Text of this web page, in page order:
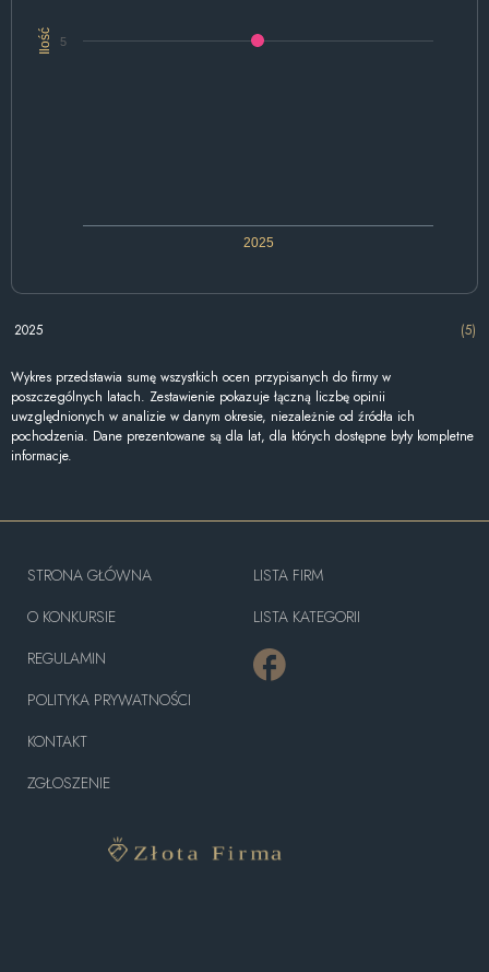
Ilość
2025
5
2025 (5)
Wykres przedstawia sumę wszystkich ocen przypisanych do firmy w
poszczególnych latach. Zestawienie pokazuje łączną liczbę opinii
uwzględnionych w analizie w danym okresie, niezależnie od źródła ich
pochodzenia. Dane prezentowane są dla lat, dla których dostępne były kompletne
informacje.
STRONA GŁÓWNA
O KONKURSIE
REGULAMIN
POLITYKA PRYWATNOŚCI
KONTAKT
ZGŁOSZENIE
LISTA FIRM
LISTA KATEGORII